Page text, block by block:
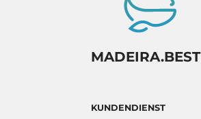
MADEIRA.BEST
KUNDENDIENST